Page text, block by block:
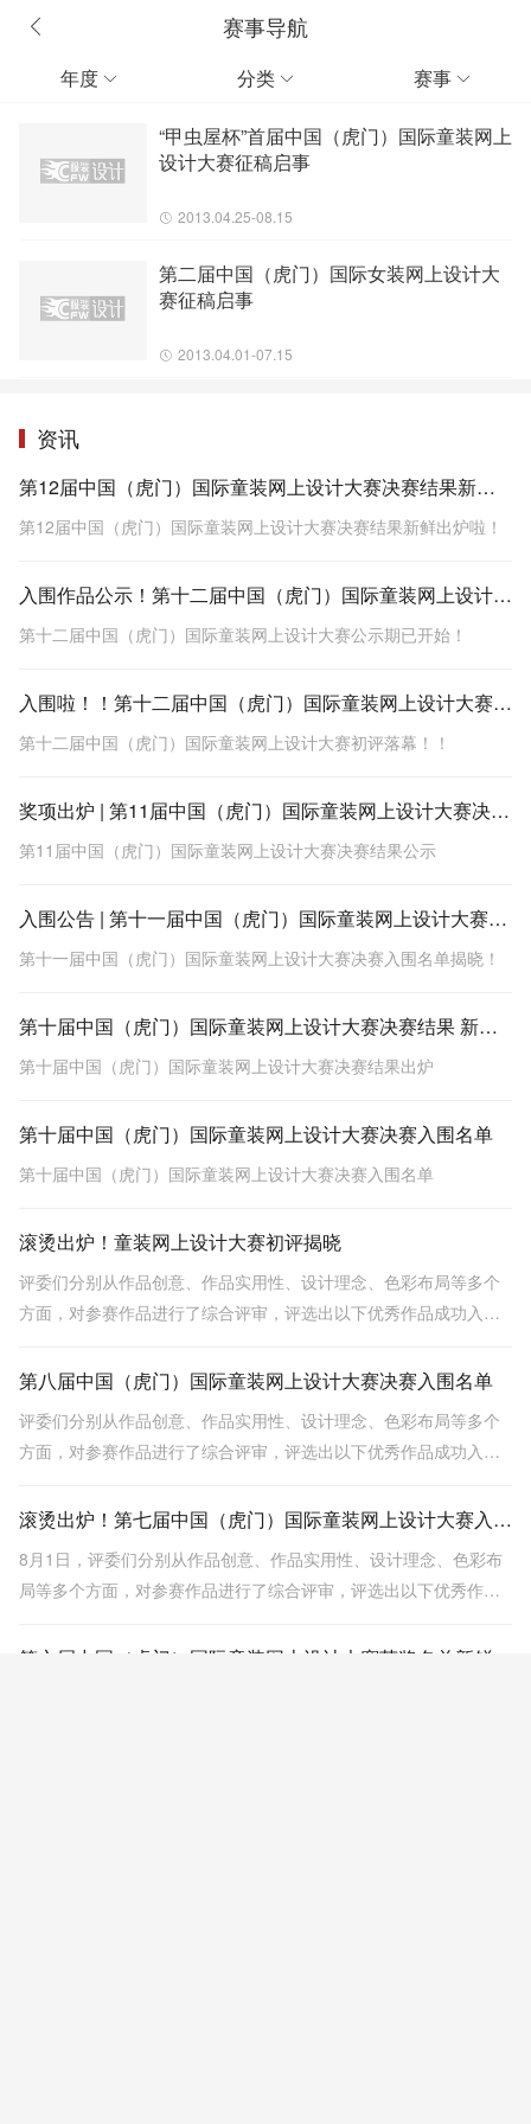
赛事导航
年度  分类  赛事 
“甲虫屋杯”首届中国（虎门）国际童装网上
设计大赛征稿启事
2013.04.25-08.15
第二届中国（虎门）国际女装网上设计大
赛征稿启事
2013.04.01-07.15
资讯
第12届中国（虎门）国际童装网上设计大赛决赛结果新鲜出炉啦！
第12届中国（虎门）国际童装网上设计大赛决赛结果新鲜出炉啦！
入围作品公示！第十二届中国（虎门）国际童装网上设计大赛公示期已开始！
第十二届中国（虎门）国际童装网上设计大赛公示期已开始！
入围啦！！第十二届中国（虎门）国际童装网上设计大赛初评落幕！！
第十二届中国（虎门）国际童装网上设计大赛初评落幕！！
奖项出炉 | 第11届中国（虎门）国际童装网上设计大赛决赛结果公示
第11届中国（虎门）国际童装网上设计大赛决赛结果公示
入围公告 | 第十一届中国（虎门）国际童装网上设计大赛决赛入围名单揭晓！
第十一届中国（虎门）国际童装网上设计大赛决赛入围名单揭晓！
第十届中国（虎门）国际童装网上设计大赛决赛结果 新鲜出炉
第十届中国（虎门）国际童装网上设计大赛决赛结果出炉
第十届中国（虎门）国际童装网上设计大赛决赛入围名单
第十届中国（虎门）国际童装网上设计大赛决赛入围名单
滚烫出炉！童装网上设计大赛初评揭晓
评委们分别从作品创意、作品实用性、设计理念、色彩布局等多个
方面，对参赛作品进行了综合评审，评选出以下优秀作品成功入围
第八届中国（虎门）国际童装网上设计大赛决赛入围名单
评委们分别从作品创意、作品实用性、设计理念、色彩布局等多个
方面，对参赛作品进行了综合评审，评选出以下优秀作品成功入围
滚烫出炉！第七届中国（虎门）国际童装网上设计大赛入围名单！
8月1日，评委们分别从作品创意、作品实用性、设计理念、色彩布
局等多个方面，对参赛作品进行了综合评审，评选出以下优秀作品